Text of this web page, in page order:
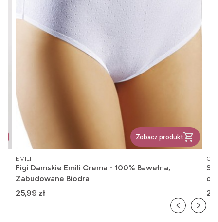
Zobacz produkt
PRODUCENT
EMILI
Figi Damskie Emili Crema - 100% Bawełna,
Zabudowane Biodra
Cena
25,99 zł